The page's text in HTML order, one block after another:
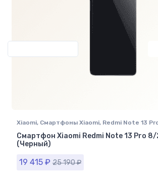
Xiaomi, Cмартфоны Xiaomi, Redmi Note 13
Pro 256GB
Смартфон Xiaomi Redmi Note 13 Pro 8/
(Черный)
19 415 ₽ 25 190₽